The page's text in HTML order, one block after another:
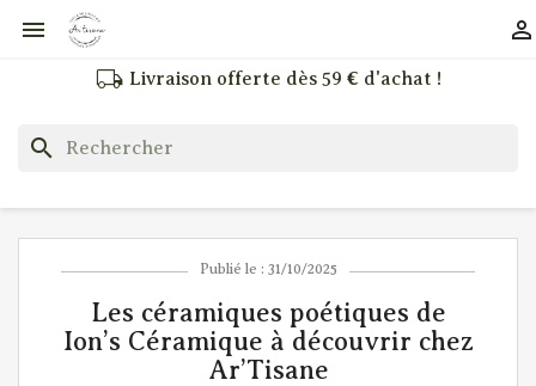
 
local_shipping Livraison offerte dès 59 € d'achat !
search
Publié le : 31/10/2025
Les céramiques poétiques de
Ion’s Céramique à découvrir chez
Ar’Tisane